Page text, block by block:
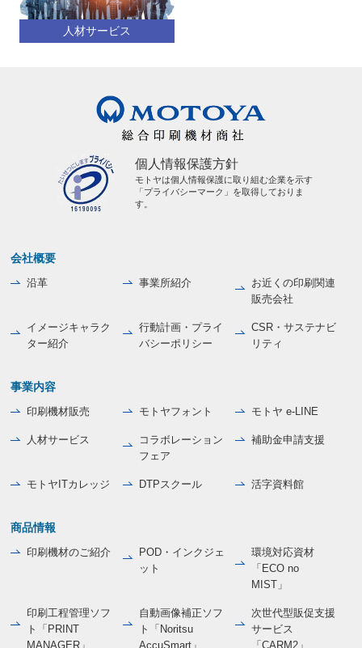
人材サービス
個人情報保護方針
モトヤは個人情報保護に取り組む企業を示す
「プライバシーマーク」を取得しておりま
す。
会社概要
沿革 事業所紹介
お近くの印刷関連
販売会社
イメージキャラク
ター紹介
行動計画・プライ
バシーポリシー
CSR・サステナビ
リティ
事業内容
印刷機材販売 モトヤフォント モトヤ e-LINE
人材サービス
コラボレーション
フェア
補助金申請支援
モトヤITカレッジ DTPスクール 活字資料館
商品情報
印刷機材のご紹介
POD・インクジェ
ット
環境対応資材
「ECO no
MIST」
印刷工程管理ソフ
ト「PRINT
MANAGER」
自動画像補正ソフ
ト「Noritsu
AccuSmart」
次世代型販促支援
サービス
「CARM2」